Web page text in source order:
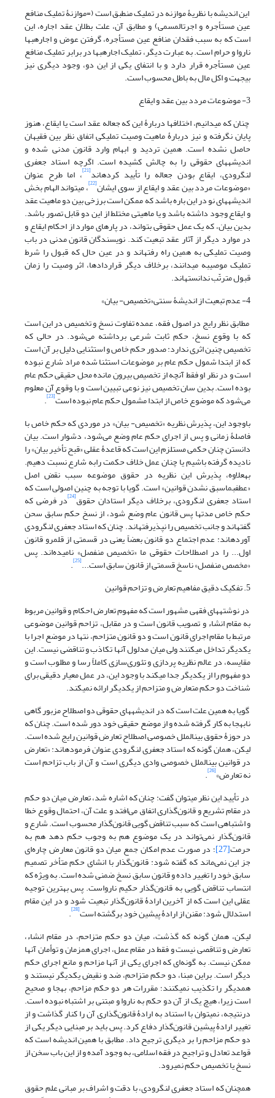
این اندیشه با نظریۀ موازنه در تملیک منطبق است (=موازنۀ تملیک منافع
عین مستأجره و اجرت‎المسمی) و مطابق آن، علت بطلان عقد اجاره، این
است که به سبب فقدان منافع عین مستأجره، گرفتن عوض و اجاره‏بها
ناروا و حرام است. به عبارت دیگر، تملیک اجاره‏بها در برابر تملیک منافع
عین مستأجره قرار دارد و با انتفای یکی از این دو، وجود دیگری نیز
بی‏جهت و اکل مال به باطل محسوب است.
3- موضوعات مردد بین عقد و ایقاع
چنان که می‏دانیم، اختلاف‏ها دربارۀ این که جعاله عقد است یا ایقاع، هنوز
پایان نگرفته و نیز دربارۀ ماهیت وصیت تملیکی اتفاق نظر بین فقیهان
حاصل نشده است. همین تردید و ابهام وارد قانون مدنی شده و
اندیشه‏های حقوقی را به چالش کشیده است. اگرچه استاد جعفری
لنگرودی، ایقاع بودن جعاله را تأیید کرده‏اند[21] ، اما طرح عنوان
«موضوعات مردد بین عقد و ایقاع از سوی ایشان[22] ، می‏تواند الهام‏ بخش
اندیشه‏های نو در این باره باشد که ممکن است برزخی بین دو ماهیت عقد
و ایقاع وجود داشته باشد و یا ماهیتی مختلط از این دو ‏قابل تصور باشد.
بدین بیان، که یک عمل حقوقی بتواند، در پاره‏ای موارد از احکام ایقاع و
در موارد دیگر از آثار عقد تبعیت کند. نویسندگان قانون مدنی در باب
وصیت تملیکی به همین راه رفته‏اند و در عین حال که قبول را شرط
تملیک موصی‏به می‏دانند، برخلاف دیگر قرارداد‏ها، اثر وصیت را زمان
قبول مترتّب ندانسته‏اند.
4- عدم تبعیت از اندیشۀ سنتی«تخصیص- بیان»
مطابق نظر رایج در اصول فقه، عمده تفاوت نسخ و تخصیص در این است
که با وقوع نسخ، حکم ثابت شرعی برداشته می‌­شود. در حالی که
تخصیص چنین اثری ندارد: صدور حکم خاص و استثنایی دلیل بر آن است
که از ابتدا شمول حکم عام بر موضوعات استثنا شده مراد شارع نبوده
است و در نظر او فقط آنچه از تخصیص بیرون مانده محل حقیقی حکم عام
بوده است. بدین سان تخصیص نیز نوعی تبیین است و با وقوع آن معلوم
می‌شود که موضوع خاص از ابتدا مشمول حکم عام نبوده است[23]
.
باوجود این، پذیرش نظریه «تخصیص- بیان» در موردی که حکم خاص با
فاصلۀ زمانی و پس از اجرای حکم عام وضع می‌­شود، دشوار است. بیان
دانستن چنان حکمی مستلزم این است که قاعدۀ عقلی «قبح تأخیر بیان» را
نادیده گرفته باشیم یا چنان عمل خلاف حکمت رابه شارع نسبت دهیم.
به‏علاوه، پذیرش این نظریه در حقوق موضوعه سبب نقض اصل
«عطف‏بما‏سبق نشدن قوانین» است. گویا با توجه به چنین اصولی است که
استاد جعفری لنگرودی، برخلاف دیگر استادان حقوق[24] در فرضی که
حکم خاص مدت‏ها پس قانون عام وضع شود، از نسخ حکم سابق سحن
گفته‏اند و جانب تخصیص را نپذیرفته‏اند. چنان که استاد جعفری لنگرودی
آورده‏اند: عدم اجتماع دو قانون بعضاً یعنی در قسمتی از قلمرو قانون
اول... را در اصطلاحات حقوقی ما «تخصیص منفصل» نامیده‌اند. پس
«مخصص منفصل» ناسخ قسمتی از قانون سابق است...[25]
.
5. تفکیک دقیق مفاهیم تعارض و تزاحم قوانین
در نوشته‏های فقهی مشهور است که مفهوم تعارض احکام و قوانین مربوط
به مقام انشاء و تصویب قانون است و در مقابل، تزاحم قوانین موضوعی
مرتبط با مقام اجرای قانون است و دو قانون متزاحم، نتها در موضع اجرا با
یکدیگر تداخل می‏کنند ولی میان مدلول آنها تکاذب و تناقضی نیست. این
مقایسه، در عالم نظریه پردازی و تئوری‌سازی کاملاً رسا و مطلوب است و
دو مفهوم را از یکدیگر جدا می‏کند با وجود این، در عمل معیار دقیقی برای
شناخت دو حکم متعارض و متزاحم از یکدیگر ارائه نمی‏کند.
گویا به همین علت است که در اندیشه‏های حقوقی دو اصطلاح مزبور گاهی
نا‏به‏جا به کار گرفته شده و از موضع حقیقی خود دور شده است. چنان که
در حوزۀ حقوق بین‏الملل خصوصی اصطلاح تعارض قوانین رایج شده است.
لیکن، همان گونه که استاد جعفری لنگرودی عنوان فرموده‏اند: «تعارض
در قوانین بین‏الملل خصوصی وادی دیگری است و آن از باب تزاحم است
نه تعارض»[26]
.
در تأیید این نظر می‏توان گفت: چنان که اشاره شد، تعارض میان دو حکم
در مقام تشریع و قانون‌گذاری اتفاق می‌افتد و علت آن، احتمال وقوع خطا
و اشتباهی است که سبب تناقض گویی قانون‌گذار محسوب است. شارع و
قانون‌گذار نمی‌تواند در یک موضوع هم به وجوب حکم دهد هم به
حرمت[27] ؛ در صورت عدم امکان جمع میان دو قانون معارض چاره‌‍‌ای
جز این نمی‌ماند که گفته شود: قانون‌گذار با انشای حکم متأخر تصمیم
سابق خود را تغییر داده و قانون سابق نسخ ضمنی شده است. به ویژه که
انتساب تناقض گویی به قانون‌گذار حکیم نارواست. پس بهترین توجیه
عقلی این است که از آخرین ارادۀ قانون‌گذار تبعیت شود و در این مقام
استدلال شود: مقنن از ارادۀ پیشین خود برگشته است[28]
.
لیکن، همان گونه که گذشت، میان دو حکم متزاحم، در مقام انشاء،
تعارض و تناقصی نیست و فقط در مقام عمل، اجرای همزمان و توأمان آنها
ممکن نیست. به گونه‌‍‌ای که اجرای یکی از آنها مزاحم و مانع اجرای حکم
دیگر است. براین مبنا، دو حکم متزاحم، ضد و نقیض یکدیگر نیستند و
همدیگر را تکذیب نمی‏کنند؛ مقررات هر دو حکم مزاحم، به‏جا و صحیح
است زیرا، هیچ یک از آن دو حکم به ناروا و مبتنی بر اشتباه نبوده است.
درنتیجه، نمی‏توان با استناد به ارادۀ قانون‌گذاری آن را کنار گذاشت و از
تغییر ارادۀ پیشین قانون‌گذار دفاع کرد. پس باید بر مبنایی دیگر یکی از
دو حکم مزاحم را بر دیگری ترجیح داد. مطابق با همین اندیشه است که
قواعد تعادل و تراجیح در فقه اسلامی، به وجود آمده و از این باب سخن از
نسخ یا تخصیص حکم نمی‏رود.
همچنان که استاد جعفری لنگرودی، با دقت و اشراف بر مبانی علم حقوق